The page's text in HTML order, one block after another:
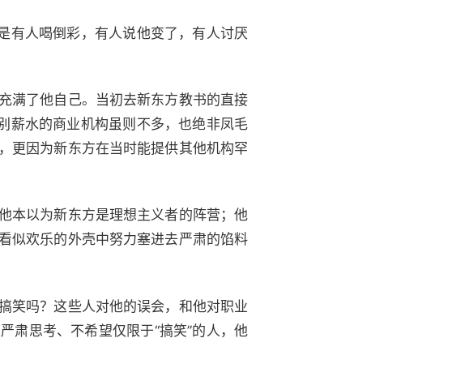
人喝倒彩，有人说他变了，有人讨厌
了他自己。当初去新东方教书的直接
薪水的商业机构虽则不多，也绝非凤毛
更因为新东方在当时能提供其他机构罕
以为新东方是理想主义者的阵营；他
似欢乐的外壳中努力塞进去严肃的馅料
吗？这些人对他的误会，和他对职业
肃思考、不希望仅限于“搞笑”的人，他